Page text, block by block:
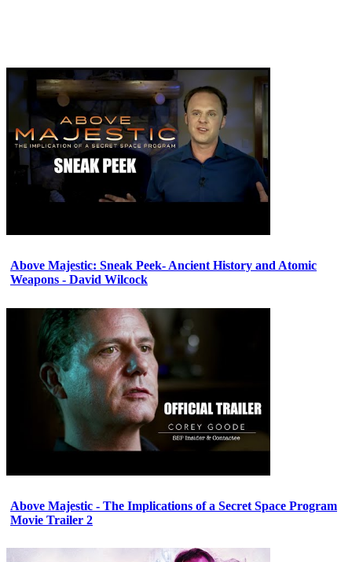
Above Majestic: Sneak Peek- Ancient History and Atomic
Weapons - David Wilcock
Above Majestic - The Implications of a Secret Space Program
Movie Trailer 2